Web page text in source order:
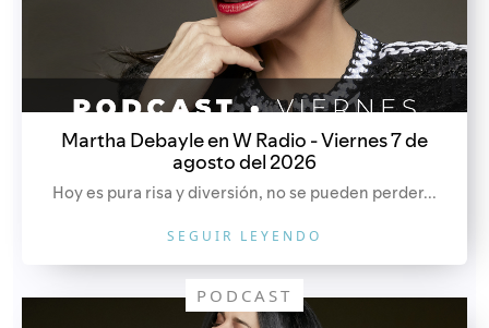
Martha Debayle en W Radio - Viernes 7 de
agosto del 2026
Hoy es pura risa y diversión, no se pueden perder...
SEGUIR LEYENDO
PODCAST